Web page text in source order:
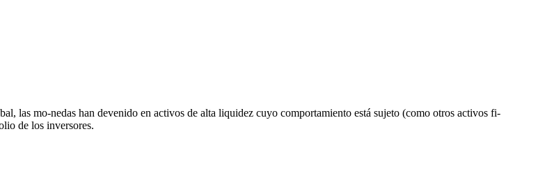
las mo-nedas han devenido en activos de alta liquidez cuyo comportamiento está sujeto (como otros activos fi-
de los inversores.